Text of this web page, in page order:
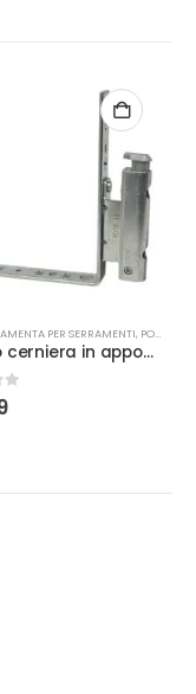
PER SERRAMENTI, PORTA-FINESTRA
Angolo cerniera in appoggio con fissaggio battuta dx argento aria 4